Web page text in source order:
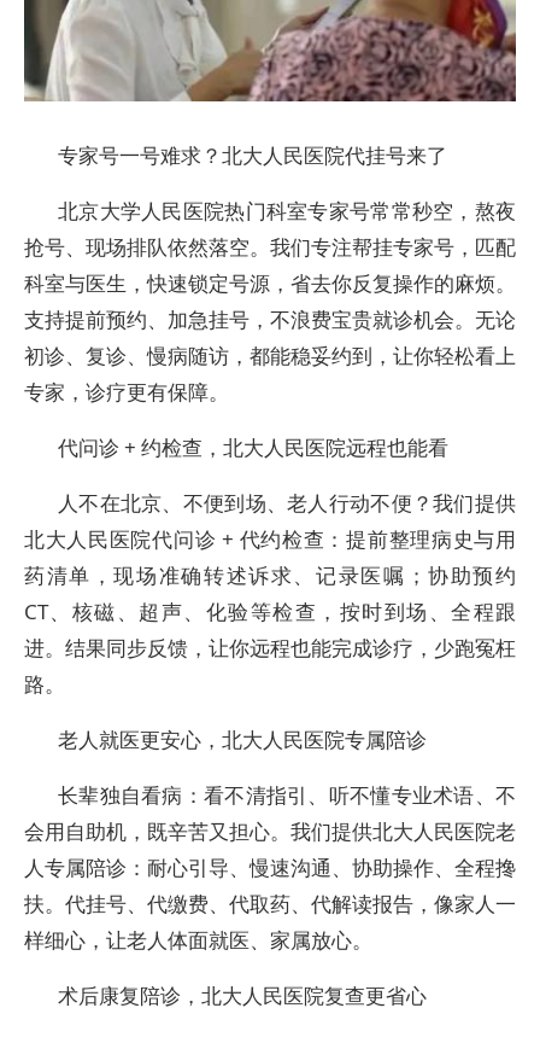
专家号一号难求？北大人民医院代挂号来了
北京大学人民医院热门科室专家号常常秒空，熬夜
抢号、现场排队依然落空。我们专注帮挂专家号，匹配
科室与医生，快速锁定号源，省去你反复操作的麻烦。
支持提前预约、加急挂号，不浪费宝贵就诊机会。无论
初诊、复诊、慢病随访，都能稳妥约到，让你轻松看上
专家，诊疗更有保障。
代问诊 + 约检查，北大人民医院远程也能看
人不在北京、不便到场、老人行动不便？我们提供
北大人民医院代问诊 + 代约检查：提前整理病史与用
药清单，现场准确转述诉求、记录医嘱；协助预约
CT、核磁、超声、化验等检查，按时到场、全程跟
进。结果同步反馈，让你远程也能完成诊疗，少跑冤枉
路。
老人就医更安心，北大人民医院专属陪诊
长辈独自看病：看不清指引、听不懂专业术语、不
会用自助机，既辛苦又担心。我们提供北大人民医院老
人专属陪诊：耐心引导、慢速沟通、协助操作、全程搀
扶。代挂号、代缴费、代取药、代解读报告，像家人一
样细心，让老人体面就医、家属放心。
术后康复陪诊，北大人民医院复查更省心